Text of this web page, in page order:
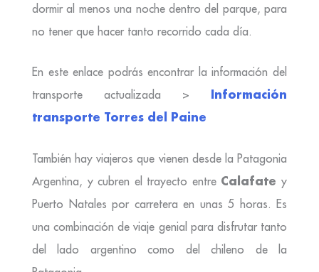
dormir al menos una noche dentro del parque, para
no tener que hacer tanto recorrido cada día.
En este enlace podrás encontrar la información del
transporte actualizada > Información
transporte Torres del Paine
También hay viajeros que vienen desde la Patagonia
Argentina, y cubren el trayecto entre Calafatey
Puerto Natales por carretera en unas 5 horas. Es
una combinación de viaje genial para disfrutar tanto
del lado argentino como del chileno de la